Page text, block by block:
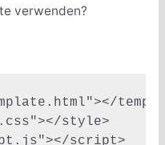
verwenden?
style>